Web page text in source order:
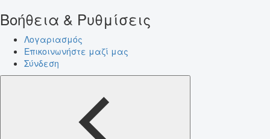
Βοήθεια & Ρυθμίσεις
Λογαριασμός
Επικοινωνήστε μαζί μας
Σύνδεση